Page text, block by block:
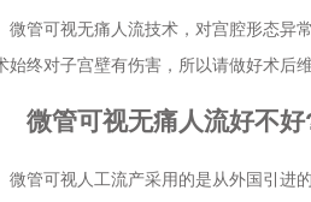
可视无痛人流技术，对宫腔形态异常
始终对子宫壁有伤害，所以请做好术后维
管可视无痛人流好不好
可视人工流产采用的是从外国引进的